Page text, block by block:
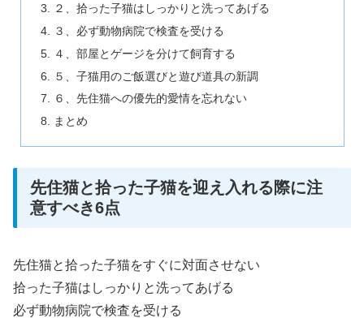
２、拾った子猫はしっかりと洗ってあげる
３、必ず動物病院で検査を受ける
４、部屋とゲージを分けて飼育する
５、子猫用のご飯選びと遊び道具の新調
６、先住猫への優先的愛情を忘れない
まとめ
先住猫と拾った子猫を迎え入れる際に注
意すべき6点
先住猫と拾った子猫をすぐに対面させない
拾った子猫はしっかりと洗ってあげる
必ず動物病院で検査を受ける